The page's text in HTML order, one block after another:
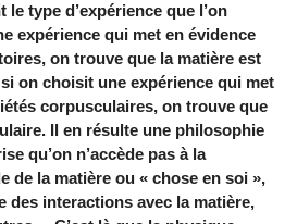
type d’expérience que l’on
expérience qui met en évidence
on trouve que la matière est
on choisit une expérience qui met
corpusculaires, on trouve que
Il en résulte une philosophie
qu’on n’accède pas à la
de la matière ou « chose en soi »,
des interactions avec la matière,